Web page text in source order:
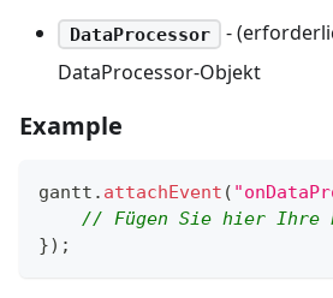
DataProcessor -
DataProcessor-Objekt
Example
gantt . attachEvent (
// Fügen Sie hier Ihre
}) ;